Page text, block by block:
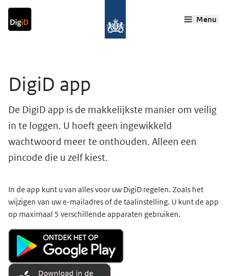
Ga direct naar inhoud
Ga direct naar navigatie
Ga direct naar zoeken
Terug naar home
Menu
DigiD app
De DigiD app is de makkelijkste manier om veilig
in te loggen. U hoeft geen ingewikkeld
wachtwoord meer te onthouden. Alleen een
pincode die u zelf kiest.
In de app kunt u van alles voor uw DigiD regelen. Zoals het
wijzigen van uw e-mailadres of de taalinstelling. U kunt de app
op maximaal 5 verschillende apparaten gebruiken.